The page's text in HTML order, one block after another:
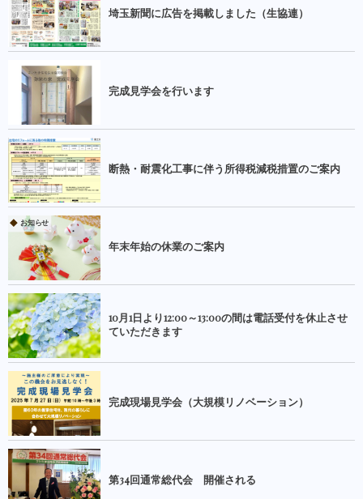
埼玉新聞に広告を掲載しました（生協連）
完成見学会を行います
断熱・耐震化工事に伴う所得税減税措置のご案内
お知らせ
年末年始の休業のご案内
10月1日より12:00～13:00の間は電話受付を休止させ
ていただきます
完成現場見学会（大規模リノベーション）
第34回通常総代会 開催される